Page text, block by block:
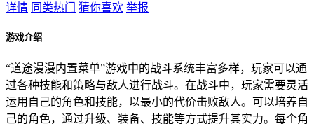
详情 同类热门 猜你喜欢 举报
游戏介绍
“道途漫漫内置菜单”游戏中的战斗系统丰富多样，玩家可以通
过各种技能和策略与敌人进行战斗。在战斗中，玩家需要灵活
运用自己的角色和技能，以最小的代价击败敌人。可以培养自
己的角色，通过升级、装备、技能等方式提升其实力。每个角